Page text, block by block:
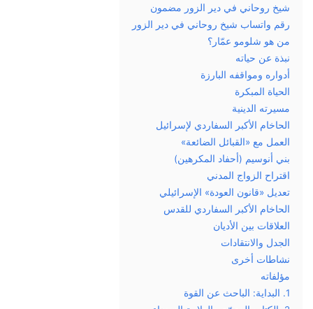
شيخ روحاني في دير الزور مضمون
رقم واتساب شيخ روحاني في دير الزور
من هو شلومو عمّار؟
نبذة عن حياته
أدواره ومواقفه البارزة
الحياة المبكرة
مسيرته الدينية
الحاخام الأكبر السفاردي لإسرائيل
العمل مع «القبائل الضائعة»
بني أنوسيم (أحفاد المكرهين)
اقتراح الزواج المدني
تعديل «قانون العودة» الإسرائيلي
الحاخام الأكبر السفاردي للقدس
العلاقات بين الأديان
الجدل والانتقادات
نشاطات أخرى
مؤلفاته
1. البداية: الباحث عن القوة